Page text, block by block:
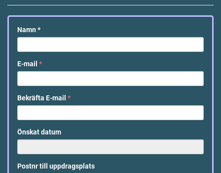
Namn *
E-mail *
Bekräfta E-mail *
Önskat datum
Postnr till uppdragsplats